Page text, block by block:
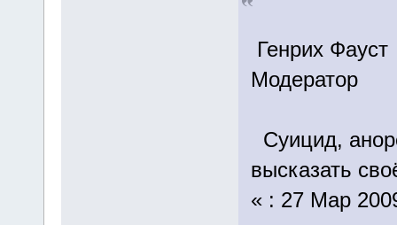
Генрих Фауст
Модератор
Суицид,
высказать
« : 27 Мар